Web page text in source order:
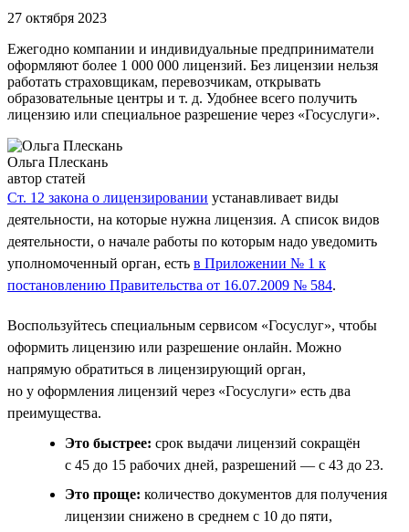
27 октября 2023
Ежегодно компании и индивидуальные предприниматели
оформляют более 1 000 000 лицензий. Без лицензии нельзя
работать страховщикам, перевозчикам, открывать
образовательные центры и т. д. Удобнее всего получить
лицензию или специальное разрешение через «Госуслуги».
Ольга Плескань
автор статей
Ст. 12 закона о лицензировании устанавливает виды
деятельности, на которые нужна лицензия. А список видов
деятельности, о начале работы по которым надо уведомить
уполномоченный орган, есть в Приложении № 1 к
постановлению Правительства от 16.07.2009 № 584.
Воспользуйтесь специальным сервисом «Госуслуг», чтобы
оформить лицензию или разрешение онлайн. Можно
напрямую обратиться в лицензирующий орган,
но у оформления лицензий через «Госуслуги» есть два
преимущества.
Это быстрее: срок выдачи лицензий сокращён
с 45 до 15 рабочих дней, разрешений — с 43 до 23.
Это проще: количество документов для получения
лицензии снижено в среднем с 10 до пяти,